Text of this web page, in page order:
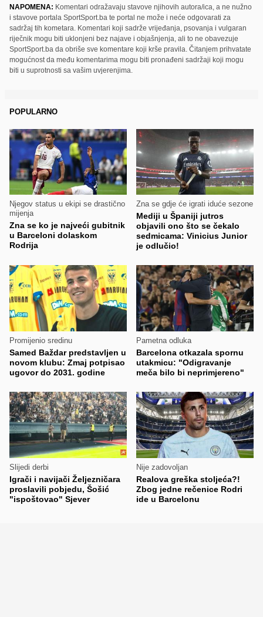
NAPOMENA: Komentari odražavaju stavove njihovih autora/ica, a ne nužno
i stavove portala SportSport.ba te portal ne može i neće odgovarati za
sadržaj tih kometara. Komentari koji sadrže vrijeđanja, psovanja i vulgaran
riječnik mogu biti uklonjeni bez najave i objašnjenja, ali to ne obavezuje
SportSport.ba da obriše sve komentare koji krše pravila. Čitanjem prihvatate
mogućnost da među komentarima mogu biti pronađeni sadržaji koji mogu
biti u suprotnosti sa vašim uvjerenjima.
POPULARNO
Njegov status u ekipi se drastično
mijenja
Zna se ko je najveći gubitnik
u Barceloni dolaskom
Rodrija
Zna se gdje će igrati iduće sezone
Mediji u Španiji jutros
objavili ono što se čekalo
sedmicama: Vinicius Junior
je odlučio!
Promijenio sredinu
Samed Baždar predstavljen u
novom klubu: Zmaj potpisao
ugovor do 2031. godine
Pametna odluka
Barcelona otkazala spornu
utakmicu: "Odigravanje
meča bilo bi neprimjereno"
Slijedi derbi
Igrači i navijači Željezničara
proslavili pobjedu, Šošić
"ispoštovao" Sjever
Nije zadovoljan
Realova greška stoljeća?!
Zbog jedne rečenice Rodri
ide u Barcelonu